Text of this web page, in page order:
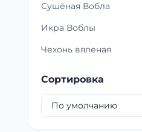
Сушёная Вобла
Икра Воблы
Чехонь вяленая
Сортировка